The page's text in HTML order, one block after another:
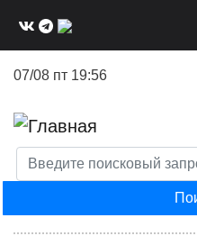
07/08 пт 19:56